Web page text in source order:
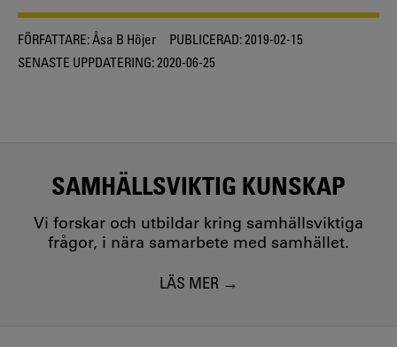
FÖRFATTARE:Åsa B Höjer PUBLICERAD:2019-02-15
SENASTE UPPDATERING:2020-06-25
SAMHÄLLSVIKTIG KUNSKAP
Vi forskar och utbildar kring samhällsviktiga
frågor, i nära samarbete med samhället.
LÄS MER